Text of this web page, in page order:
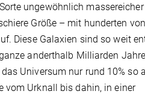
ungewöhnlich
Größe – mit hunderten
Diese Galaxien sind so weit
anderthalb Milliarden
Universum nur rund 10% so
vom Urknall bis dahin, in einer